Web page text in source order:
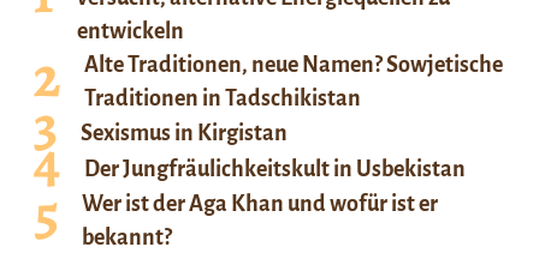
entwickeln
Alte Traditionen, neue Namen? Sowjetische
Traditionen in Tadschikistan
Sexismus in Kirgistan
Der Jungfräulichkeitskult in Usbekistan
Wer ist der Aga Khan und wofür ist er
bekannt?